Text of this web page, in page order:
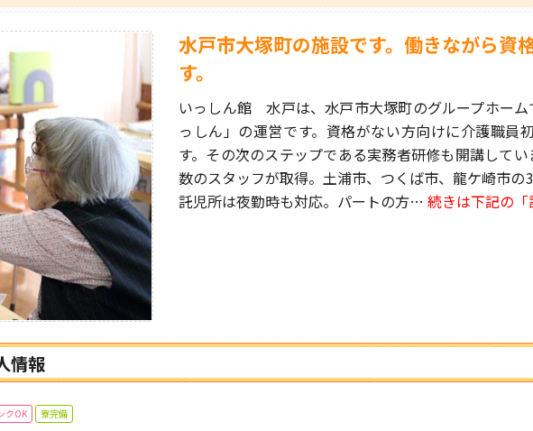
水戸市大塚町の施設です。働きながら資
す。
いっしん館 水戸は、水戸市大塚町のグループホー
っしん」の運営です。資格がない方向けに介護職
す。その次のステップである実務者研修も開講して
数のスタッフが取得。土浦市、つくば市、龍ケ崎市の
託児所は夜勤時も対応。パートの方… 続きは下記の
情報
クOK 寮完備